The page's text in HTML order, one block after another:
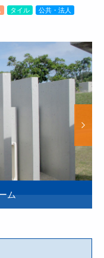
タイル 公共・法人
ム